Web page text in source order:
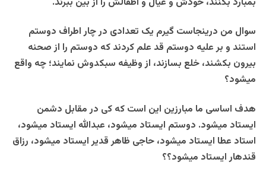
سوال من درینجاست گیرم یک تعدادی در چار اطراف دوستم
استند و بر علیه دوستم قد علم کردند که دوستم را از صحنه
بیرون بکشند، خلع بسازند، از وظیفه سبکدوش نمایند؛ چه واقع
میشود؟
هدف اساسی ما مبارزین این است که کی در مقابل دشمن
ایستاد میشود. دوستم ایستاد میشود، عبدالله ایستاد میشود،
استاد عطا ایستاد میشود، حاجی ظاهر قدیر ایستاد میشود، رزاق
قندهار ایستاد میشود؟؟